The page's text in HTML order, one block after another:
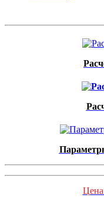
Цена